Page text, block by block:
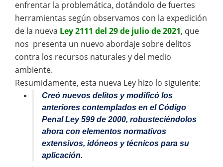
enfrentar la problemática, dotándolo de fuertes
herramientas según observamos con la expedición
de la nueva Ley 2111 del 29 de julio de 2021, que
nos presenta un nuevo abordaje sobre delitos
contra los recursos naturales y del medio
ambiente.
Resumidamente, esta nueva Ley hizo lo siguiente:
Creó nuevos delitos y modificó los
anteriores contemplados en el Código
Penal Ley 599 de 2000, robusteciéndolos
ahora con elementos normativos
extensivos, idóneos y técnicos para su
aplicación.